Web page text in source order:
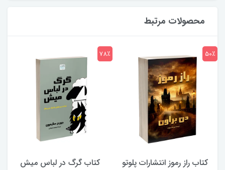
محصولات مرتبط
کتاب راز رموز انتشارات پلوتو
50٪
کتاب گرگ در لباس میش
78٪